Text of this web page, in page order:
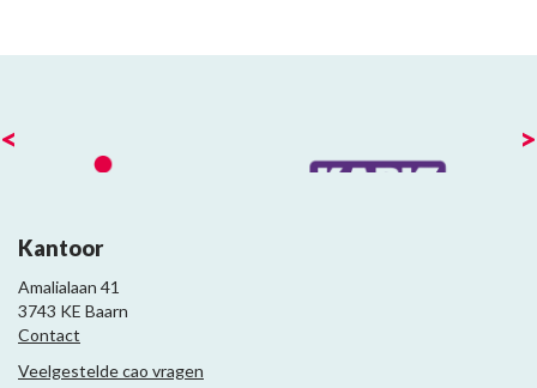
< >
Kantoor
Amalialaan 41
3743 KE Baarn
Contact
Veelgestelde cao vragen